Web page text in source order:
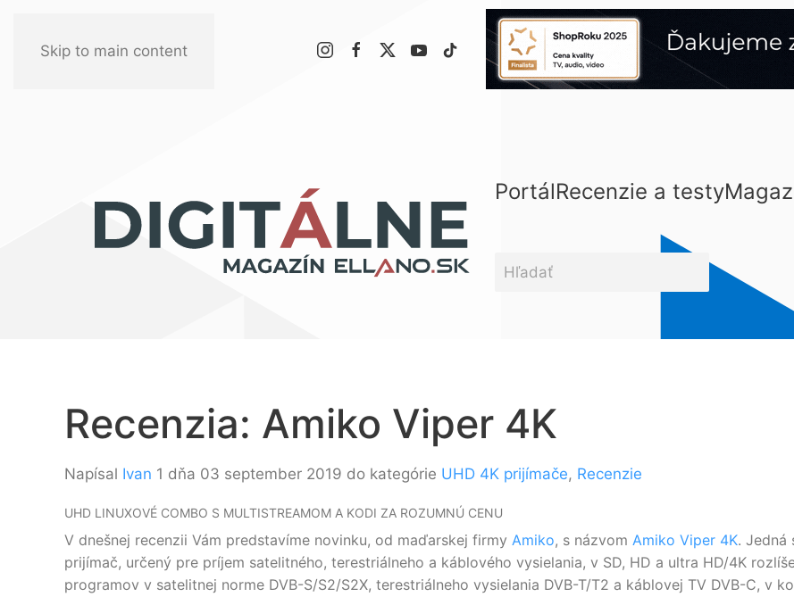
Skip to main content
PortálRecenzie a testy
Recenzia: Amiko Viper 4K
Napísal Ivan 1 dňa 03 september 2019 do kategórie UHD 4K prijímače, Recenzie
UHD LINUXOVÉ COMBO S MULTISTREAMOM A KODI ZA ROZUMNÚ CENU
V dnešnej recenzii Vám predstavíme novinku, od maďarskej firmy Amiko, s názvom Amiko Viper 4K. Jedná
prijímač, určený pre príjem satelitného, terestriálneho a káblového vysielania, v SD, HD a ultra HD/4K
programov v satelitnej norme DVB-S/S2/S2X, terestriálneho vysielania DVB-T/T2 a káblovej TV DVB-C, v